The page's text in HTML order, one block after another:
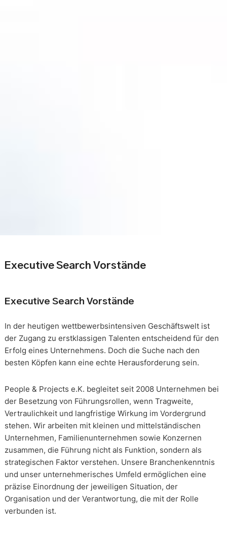
Executive Search Vorstände
Executive Search Vorstände
In der heutigen wettbewerbsintensiven Geschäftswelt ist
der Zugang zu erstklassigen Talenten entscheidend für den
Erfolg eines Unternehmens. Doch die Suche nach den
besten Köpfen kann eine echte Herausforderung sein.
People & Projects e.K. begleitet seit 2008 Unternehmen bei
der Besetzung von Führungsrollen, wenn Tragweite,
Vertraulichkeit und langfristige Wirkung im Vordergrund
stehen. Wir arbeiten mit kleinen und mittelständischen
Unternehmen, Familienunternehmen sowie Konzernen
zusammen, die Führung nicht als Funktion, sondern als
strategischen Faktor verstehen. Unsere Branchenkenntnis
und unser unternehmerisches Umfeld ermöglichen eine
präzise Einordnung der jeweiligen Situation, der
Organisation und der Verantwortung, die mit der Rolle
verbunden ist.